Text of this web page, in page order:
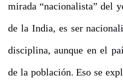
mirada “nacionalista” del
de la India, es ser
disciplina, aunque en el
de la población. Eso se